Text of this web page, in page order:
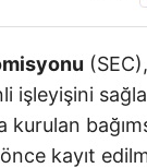
işleyişini
kurulan
önce kayıt